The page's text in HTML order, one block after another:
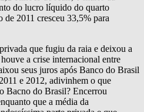
do lucro líquido do quarto
de 2011 cresceu 33,5% para
que fugiu da raia e deixou a
a crise internacional entre
seus juros após Banco do Brasil
e 2012, adivinhem o que
Bacno do Brasil? Encerrou
que a média da